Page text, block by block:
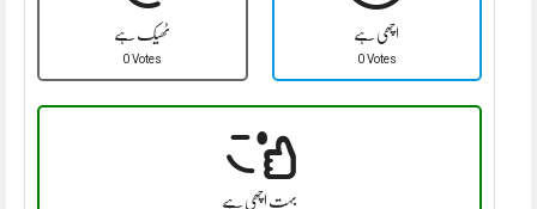
ٹھیک ہے
0 Votes
اچھی ہے
0 Votes
بہت اچھی ہے